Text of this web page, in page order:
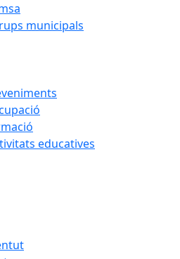
municipals
educatives